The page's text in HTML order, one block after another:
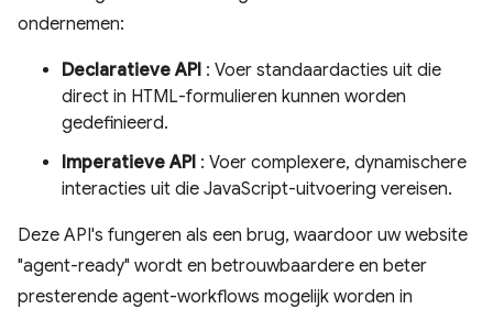
ondernemen:
Declaratieve API : Voer standaardacties uit die
direct in HTML-formulieren kunnen worden
gedefinieerd.
Imperatieve API : Voer complexere, dynamischere
interacties uit die JavaScript-uitvoering vereisen.
Deze API's fungeren als een brug, waardoor uw website
"agent-ready" wordt en betrouwbaardere en beter
presterende agent-workflows mogelijk worden in